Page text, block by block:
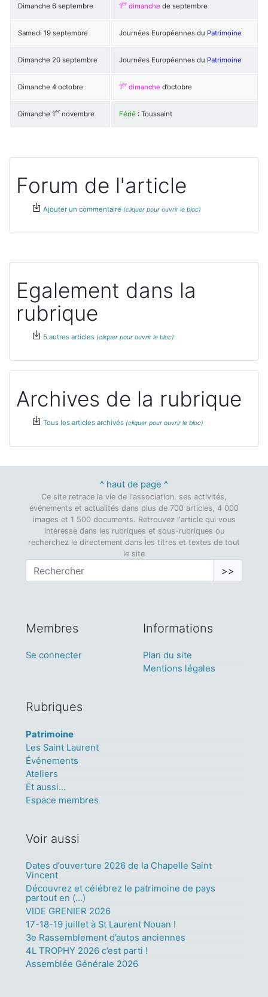
Dimanche 6 septembre 1er dimanche de septembre
Samedi 19 septembre Journées Européennes du Patrimoine
Dimanche 20 septembre Journées Européennes du Patrimoine
Dimanche 4 octobre 1er dimanche d’octobre
Dimanche 1er novembre Férié : Toussaint
Forum de l'article
Ajouter un commentaire
Egalement dans la
rubrique
5 autres articles
Archives de la rubrique
Tous les articles archivés
^ haut de page ^
Ce site retrace la vie de l'association, ses activités,
événements et actualités dans plus de 700 articles, 4 000
images et 1 500 documents. Retrouvez l'article qui vous
intéresse dans les rubriques et sous-rubriques ou
recherchez le directement dans les titres et textes de tout
le site
>>
Membres
Se connecter
Informations
Plan du site
Mentions légales
Rubriques
Patrimoine
Les Saint Laurent
Événements
Ateliers
Et aussi...
Espace membres
Voir aussi
Dates d’ouverture 2026 de la Chapelle Saint
Vincent
Découvrez et célébrez le patrimoine de pays
partout en (…)
VIDE GRENIER 2026
17-18-19 juillet à St Laurent Nouan !
3e Rassemblement d’autos anciennes
4L TROPHY 2026 c’est parti !
Assemblée Générale 2026